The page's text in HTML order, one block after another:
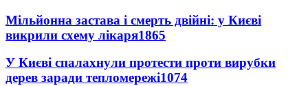
Мільйонна застава і смерть двійні: у Києві
викрили схему лікаря1865
У Києві спалахнули протести проти вирубки
дерев заради тепломережі1074